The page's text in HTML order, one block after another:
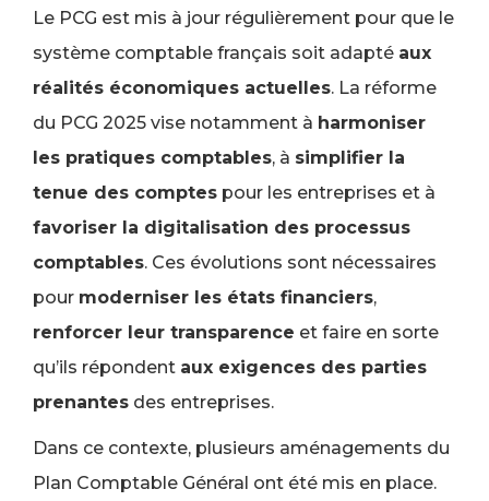
Le PCG est mis à jour régulièrement pour que le
système comptable français soit adapté aux
réalités économiques actuelles. La réforme
du PCG 2025 vise notamment à harmoniser
les pratiques comptables, à simplifier la
tenue des comptes pour les entreprises et à
favoriser la digitalisation des processus
comptables. Ces évolutions sont nécessaires
pour moderniser les états financiers,
renforcer leur transparence et faire en sorte
qu’ils répondent aux exigences des parties
prenantes des entreprises.
Dans ce contexte, plusieurs aménagements du
Plan Comptable Général ont été mis en place.